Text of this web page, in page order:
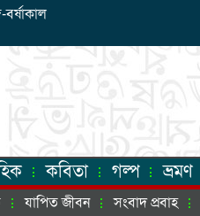
কবিতা গল্প ভ্রমণ
যাপিত জীবন সংবাদ প্রবাহ